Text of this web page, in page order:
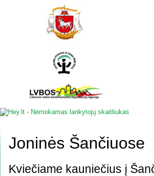
Joninės Šančiuose
Kviečiame kauniečius į